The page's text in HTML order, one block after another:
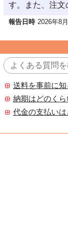
す。また、注文
報告日時 2026年8
送料を事前に
納期はどのくら